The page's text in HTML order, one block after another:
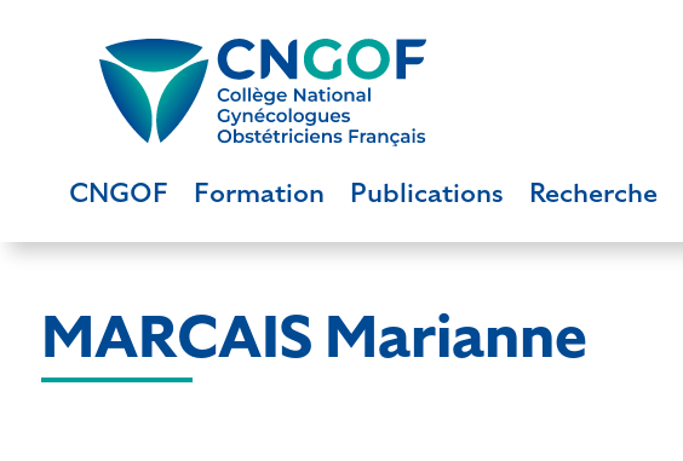
CNGOF Formation Publications Recherche
MARCAIS Marianne